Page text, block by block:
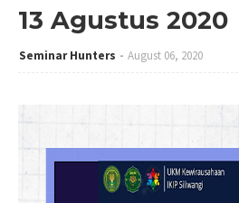
13 Agustus 2020
Seminar Hunters August 06, 2020